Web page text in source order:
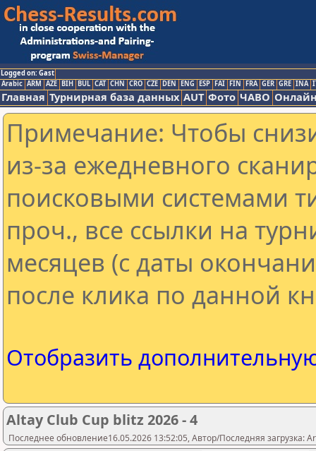
Logged on: Gast
Arabic ARM AZE BIH BUL CAT CHN CRO CZE DEN ENG ESP FAI FIN FRA GER GRE INA
Главная Турнирная база данных AUT Фото ЧАВО
Примечание: Чтобы
из-за ежедневного
поисковыми системами
проч., все ссылки на
месяцев (с даты
после клика по данной
Отобразить
Altay Club Cup blitz 2026 - 4
Последнее обновление16.05.2026 13:52:05, Автор/Последняя загрузка: